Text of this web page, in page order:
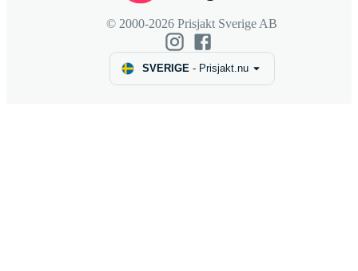
© 2000-2026 Prisjakt Sverige AB
SVERIGE- Prisjakt.nu